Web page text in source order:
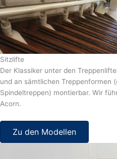
Sitzlifte
Der Klassiker unter den
und an sämtlichen Treppenformen
Spindeltreppen) montierbar. Wir
Acorn.
Zu den Modellen